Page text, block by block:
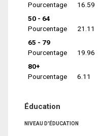
Pourcentage
16.59
50 - 64
Pourcentage
21.11
65 - 79
Pourcentage
19.96
80+
Pourcentage
6.11
Éducation
NIVEAU D'ÉDUCATION